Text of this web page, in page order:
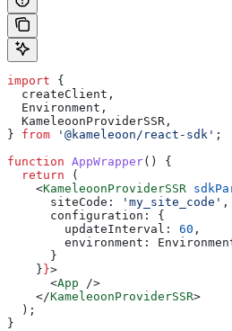
import {
  createClient
,
  Environment
,
  KameleoonProviderSSR
,
} from '@kameleoon/react-sdk' ;
function AppWrapper() {
  return
(
    <
KameleoonProviderSSR
      siteCode:
'my_site_code' ,
      configuration:
{
        updateInterval:
60 ,
        environment:
      }
    }
}>
      <
App />
    </
KameleoonProviderSSR>
  );
}